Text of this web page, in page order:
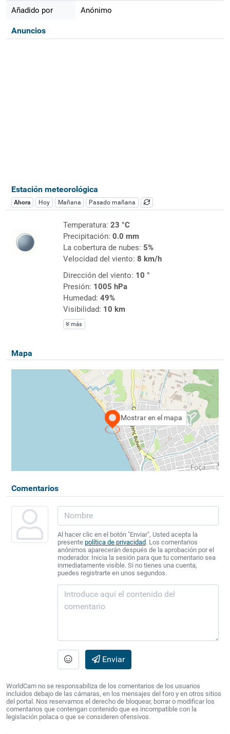
Añadido por Anónimo
Anuncios
Estación meteorológica
Ahora Hoy Mañana Pasado mañana
Temperatura: 23 °C
Precipitación: 0.0 mm
La cobertura de nubes: 5%
Velocidad del viento: 8 km/h
Dirección del viento: 10 °
Presión: 1005 hPa
Humedad: 49%
Visibilidad: 10 km
más
Mapa
Mostrar en el mapa
Comentarios
Al hacer clic en el botón "Enviar", Usted acepta la
presente política de privacidad. Los comentarios
anónimos aparecerán después de la aprobación por el
moderador. Inicia la sesión para que tu comentario sea
inmediatamente visible. Si no tienes una cuenta,
puedes registrarte en unos segundos.
Enviar
WorldCam no se responsabiliza de los comentarios de los usuarios
incluidos debajo de las cámaras, en los mensajes del foro y en otros sitios
del portal. Nos reservamos el derecho de bloquear, borrar o modificar los
comentarios que contengan contenido que es incompatible con la
legislación polaca o que se consideren ofensivos.